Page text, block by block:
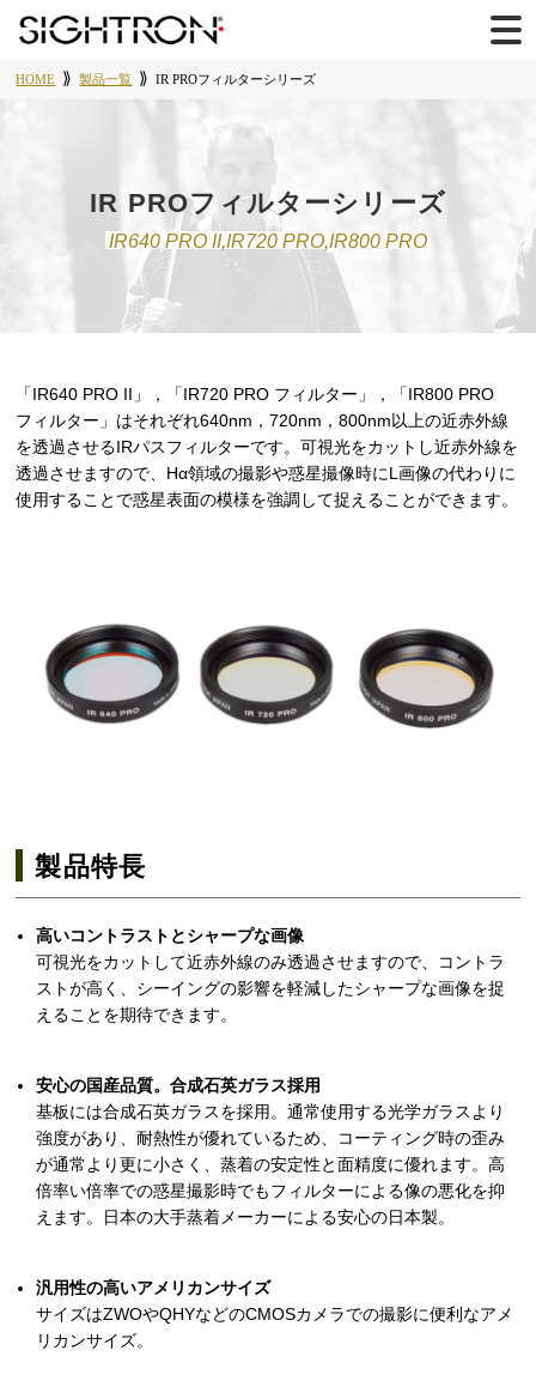
HOME 製品一覧 IR PROフィルターシリーズ
IR PROフィルターシリーズ
IR640 PRO II,IR720 PRO,IR800 PRO
「IR640 PRO II」，「IR720 PRO フィルター」，「IR800 PRO
フィルター」はそれぞれ640nm，720nm，800nm以上の近赤外線
を透過させるIRパスフィルターです。可視光をカットし近赤外線を
透過させますので、Hα領域の撮影や惑星撮像時にL画像の代わりに
使用することで惑星表面の模様を強調して捉えることができます。
製品特長
高いコントラストとシャープな画像
可視光をカットして近赤外線のみ透過させますので、コントラ
ストが高く、シーイングの影響を軽減したシャープな画像を捉
えることを期待できます。
安心の国産品質。合成石英ガラス採用
基板には合成石英ガラスを採用。通常使用する光学ガラスより
強度があり、耐熱性が優れているため、コーティング時の歪み
が通常より更に小さく、蒸着の安定性と面精度に優れます。高
倍率い倍率での惑星撮影時でもフィルターによる像の悪化を抑
えます。日本の大手蒸着メーカーによる安心の日本製。
汎用性の高いアメリカンサイズ
サイズはZWOやQHYなどのCMOSカメラでの撮影に便利なアメ
リカンサイズ。